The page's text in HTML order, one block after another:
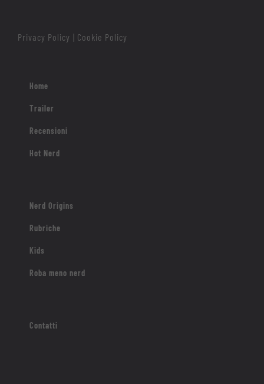
Privacy Policy Cookie Policy
Home
Trailer
Recensioni
Hot Nerd
Nerd Origins
Rubriche
Kids
Roba meno nerd
Contatti